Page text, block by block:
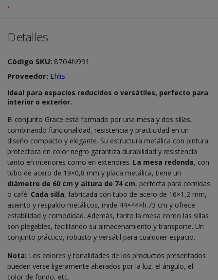
→
Detalles
Código SKU: 8704N991
Proveedor: Ehlis
Ideal para espacios reducidos o versátiles, perfecto para
interior o exterior.
El conjunto Grace está formado por una mesa y dos sillas,
combinando funcionalidad, resistencia y practicidad en un
diseño compacto y elegante. Su estructura metálica con pintura
protectora en color negro garantiza durabilidad y resistencia
tanto en interiores como en exteriores. La mesa redonda, con
tubo de acero de 19×0,8 mm y placa metálica, tiene un
diámetro de 60 cm y altura de 74 cm, perfecta para comidas
o café. Cada silla, fabricada con tubo de acero de 16×1,2 mm,
asiento y respaldo metálicos, mide 44×44×h.73 cm y ofrece
estabilidad y comodidad. Además, tanto la mesa como las sillas
son plegables, facilitando su almacenamiento y transporte. Un
conjunto práctico, robusto y versátil para cualquier espacio.
Nota: Los colores y tonalidades de los productos presentados
pueden verse ligeramente alterados por la luz, el ángulo, el
color de fondo, etc.